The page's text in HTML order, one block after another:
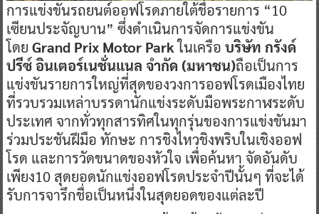
การแข่งขันรถยนต์ออฟโรดภายใต้ชื่อรายการ “10
เซียนประจัญบาน” ซึ่งดำเนินการจัดการแข่งขัน
โดย Grand Prix Motor Parkในเครือ บริษัท กรังด์
ปรีซ์ อินเตอร์เนชั่นแนล จำกัด (มหาชน)ถือเป็นการ
แข่งขันรายการใหญ่ที่สุดของวงการออฟโรดเมืองไทย
ที่รวบรวมเหล่าบรรดานักแข่งระดับมือพระกาฬระดับ
ประเทศ จากทั่วทุกสารทิศในทุกรุ่นของการแข่งขันมา
ร่วมประชันฝีมือ ทักษะ การชิงไหวชิงพริบในเชิงออฟ
โรด และการวัดขนาดของหัวใจ เพื่อค้นหา จัดอันดับ
เพียง10 สุดยอดนักแข่งออฟโรดประจำปีนั้นๆ ที่จะได้
รับการจารึกชื่อเป็นหนึ่งในสุดยอดของแต่ละปี